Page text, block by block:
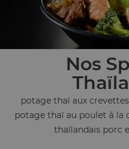
Nos
potage thaï aux
potage thaï au poulet à la
thaïlandais porc